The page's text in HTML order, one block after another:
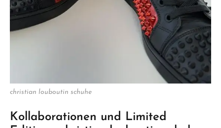
christian louboutin schuhe
Kollaborationen und Limited